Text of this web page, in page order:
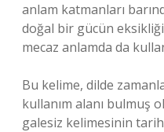
anlam katmanları
doğal bir gücün
mecaz anlamda da
Bu kelime, dilde
kullanım alanı bulmuş
galesiz kelimesinin